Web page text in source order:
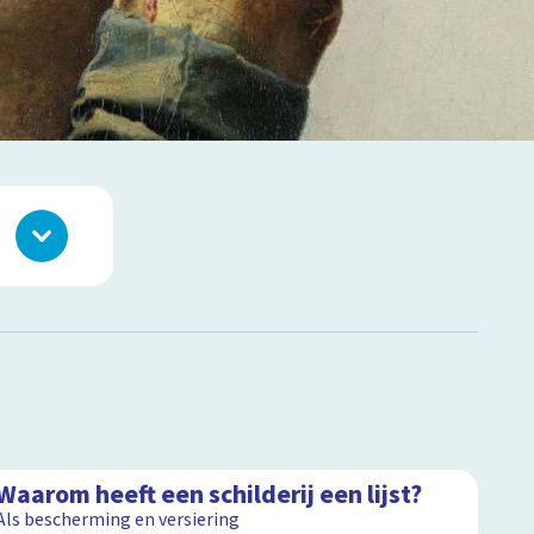
heeft een schilderij een lijst?
bescherming en versiering